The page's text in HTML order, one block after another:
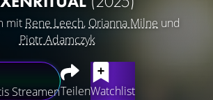
mit Rene Leech, Orianna Milne und
Piotr Adamczyk
StreamenTeilenWatchlist